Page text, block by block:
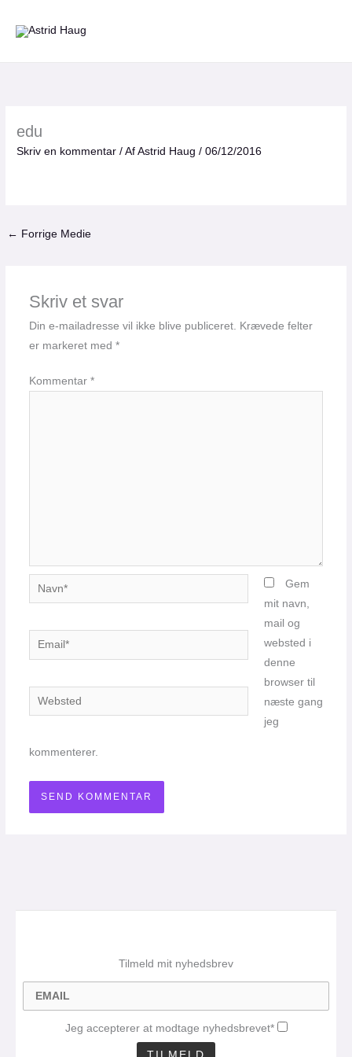
edu
Skriv en kommentar / AfAstrid Haug/06/12/2016
← Forrige Medie
Skriv et svar
Din e-mailadresse vil ikke blive publiceret. Krævede felter
er markeret med *
Kommentar *
Navn*
Email*
Websted
Gem
mit navn,
mail og
websted i
denne
browser til
næste gang
jeg
kommenterer.
Tilmeld mit nyhedsbrev
Jeg accepterer at modtage nyhedsbrevet*